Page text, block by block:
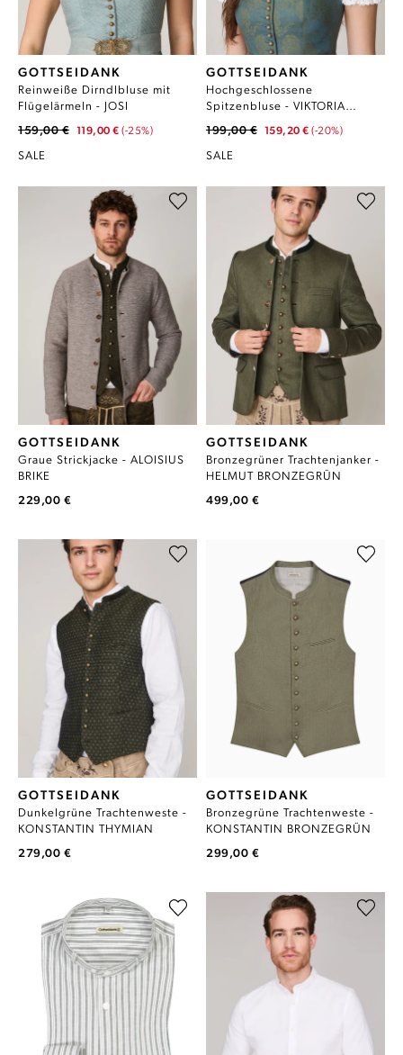
GOTTSEIDANK
Reinweiße Dirndlbluse mit
Flügelärmeln - JOSI
159,00 € 119,00 € (-25%)
SALE
GOTTSEIDANK
Hochgeschlossene
Spitzenbluse - VIKTORIA
199,00 € 159,20 € (-20%)
SALE
GOTTSEIDANK
Graue Strickjacke - ALOISIUS
BRIKE
229,00 €
GOTTSEIDANK
Bronzegrüner Trachtenjanker -
HELMUT BRONZEGRÜN
499,00 €
GOTTSEIDANK
Dunkelgrüne Trachtenweste -
KONSTANTIN THYMIAN
279,00 €
GOTTSEIDANK
Bronzegrüne Trachtenweste -
KONSTANTIN BRONZEGRÜN
299,00 €